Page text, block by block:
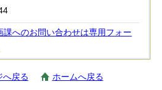
課へのお問い合わせは専用フォー
へ戻る ホームへ戻る